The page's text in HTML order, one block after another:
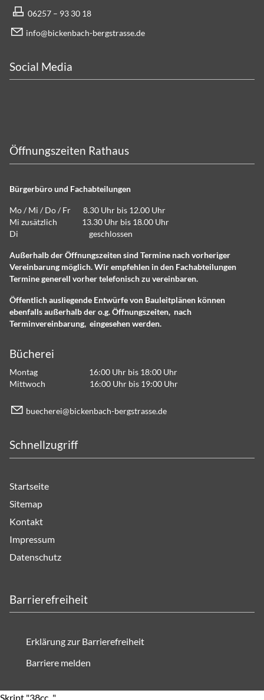
06257 – 93 30 18
info@bickenbach-bergstrasse.de
Social Media
Öffnungszeiten Rathaus
Bürgerbüro und Fachabteilungen
Mo / Mi / Do / Fr 8.30 Uhr bis 12.00 Uhr
Mi zusätzlich 13.30 Uhr bis 18.00 Uhr
Di geschlossen
Außerhalb der Öffnungszeiten sind Termine nach vorheriger
Vereinbarung möglich. Wir empfehlen in den Fachabteilungen
Termine generell vorher telefonisch zu vereinbaren.
Öffentlich ausliegende Entwürfe von Bauleitplänen können
ebenfalls außerhalb der o.g. Öffnungszeiten, nach
Terminvereinbarung, eingesehen werden.
Bücherei
Montag 16:00 Uhr bis 18:00 Uhr
Mittwoch 16:00 Uhr bis 19:00 Uhr
b ch r b ck nb ch-b rgstr ss d
Schnellzugriff
Startseite
Sitemap
Kontakt
Impressum
Datenschutz
Barrierefreiheit
Erklärung zur Barrierefreiheit
Barriere melden
Skript "38cc..." .